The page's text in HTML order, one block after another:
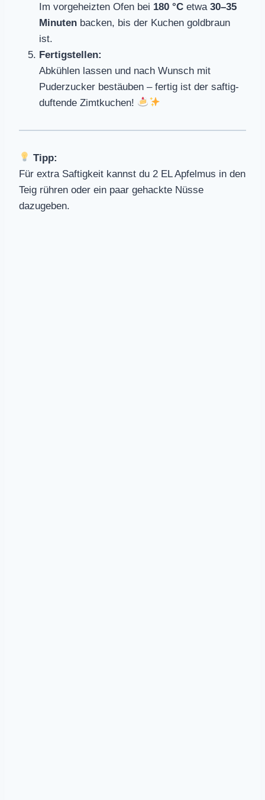
Im vorgeheizten Ofen bei 180 °C etwa 30–35
Minuten backen, bis der Kuchen goldbraun
ist.
Fertigstellen:
Abkühlen lassen und nach Wunsch mit
Puderzucker bestäuben – fertig ist der saftig-
duftende Zimtkuchen!
Tipp:
Für extra Saftigkeit kannst du 2 EL Apfelmus in den
Teig rühren oder ein paar gehackte Nüsse
dazugeben.